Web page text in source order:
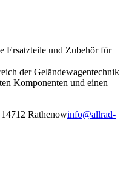
Ersatzteile und Zubehör für
der Geländewagentechnik
Komponenten und einen
Rathenowinfo@allrad-